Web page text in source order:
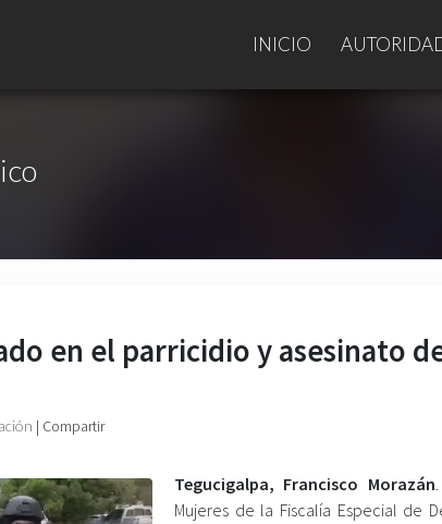
INICIO
en el parricidio y asesinato
| Compartir
Tegucigalpa, Francisco Morazán
Mujeres de la Fiscalía Especial de